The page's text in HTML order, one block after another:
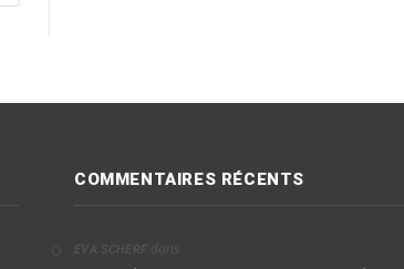
COMMENTAIRES RÉCENTS
EVA SCHERF dans